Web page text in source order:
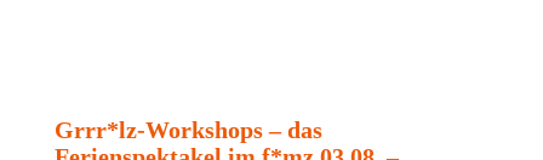
Grrr*lz-Workshops – das